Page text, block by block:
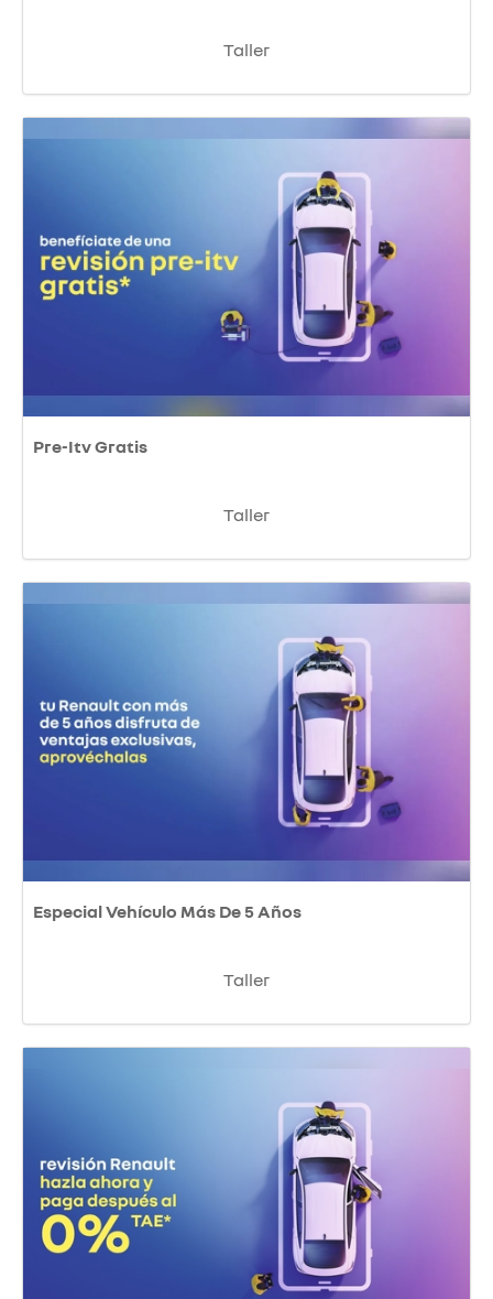
Taller
Pre-Itv Gratis
Taller
Especial Vehículo Más De 5 Años
Taller